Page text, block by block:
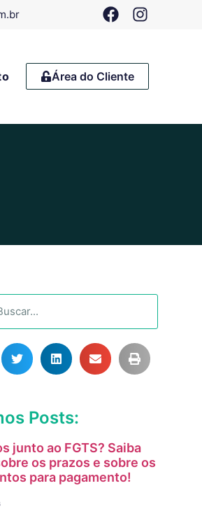
Área do Cliente
Posts:
junto ao FGTS? Saiba
os prazos e sobre os
para pagamento!